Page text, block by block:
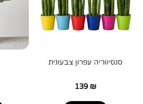
סנסיווריה עפרון צבעונית
139 ₪